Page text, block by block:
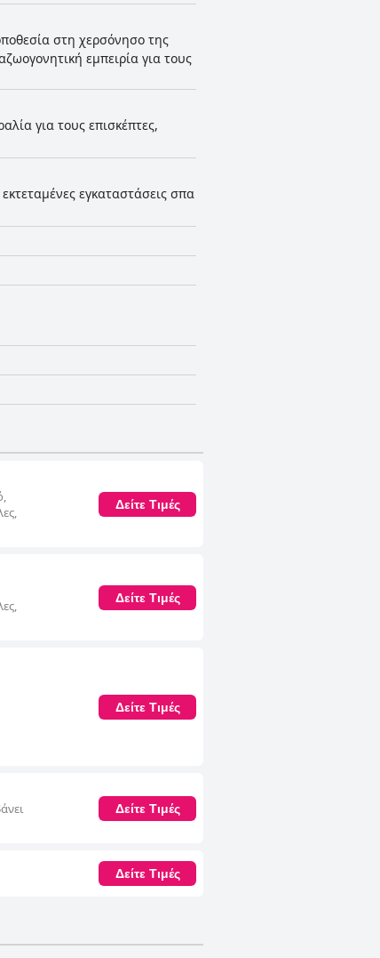
στη χερσόνησο της
εμπειρία για τους
για τους επισκέπτες,
εγκαταστάσεις σπα
Δείτε Τιμές
Δείτε Τιμές
Δείτε Τιμές
Δείτε Τιμές
Δείτε Τιμές